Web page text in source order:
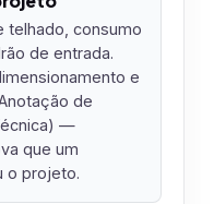
telhado, consumo
de entrada.
e
de
—
que um
o projeto.